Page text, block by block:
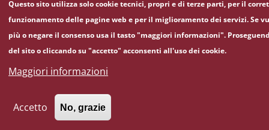
Questo sito utilizza solo cookie tecnici, propri e di terze parti, per il
funzionamento delle pagine web e per il miglioramento dei servizi. Se
più o negare il consenso usa il tasto "maggiori informazioni".
del sito o cliccando su "accetto" acconsenti all'uso dei cookie.
Maggiori informazioni
Accetto No, grazie